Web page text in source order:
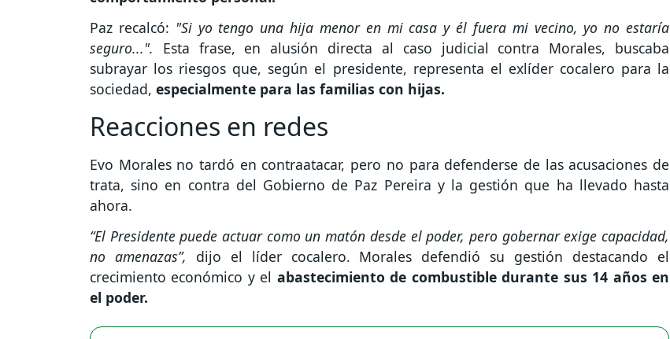
Paz recalcó: "Si yo tengo una hija menor en mi casa y él fuera mi vecino, yo no estaría
seguro...". Esta frase, en alusión directa al caso judicial contra Morales, buscaba
subrayar los riesgos que, según el presidente, representa el exlíder cocalero para la
sociedad, especialmente para las familias con hijas.
Reacciones en redes
Evo Morales no tardó en contraatacar, pero no para defenderse de las acusaciones de
trata, sino en contra del Gobierno de Paz Pereira y la gestión que ha llevado hasta
ahora.
“El Presidente puede actuar como un matón desde el poder, pero gobernar exige capacidad,
no amenazas”, dijo el líder cocalero. Morales defendió su gestión destacando el
crecimiento económico y el abastecimiento de combustible durante sus 14 años en
el poder.